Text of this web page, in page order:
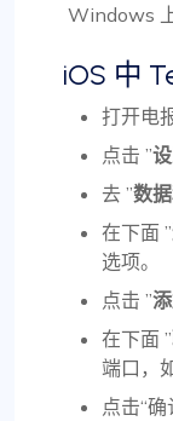
Windows
iOS 中
打开电
点击 ”
去 ”数
在下面 ”
选项。
点击 ”
在下面 ”
端口，
点击“